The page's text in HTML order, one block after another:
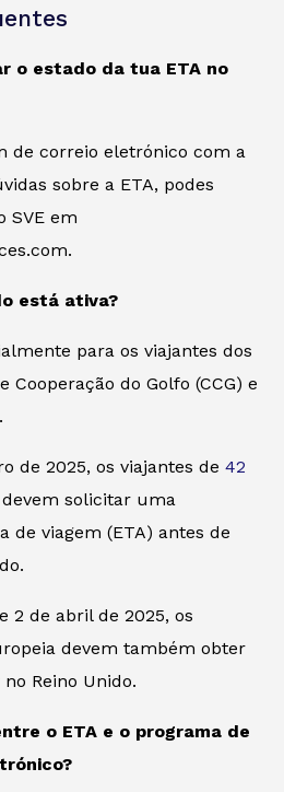
o estado da tua ETA no
de correio eletrónico com a
sobre a ETA, podes
SVE em
está ativa?
para os viajantes dos
Cooperação do Golfo (CCG) e
de 2025, os viajantes de 42
devem solicitar uma
de viagem (ETA) antes de
2 de abril de 2025, os
devem também obter
Reino Unido.
o ETA e o programa de